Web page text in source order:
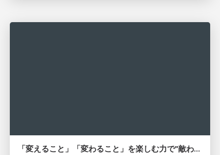
「変えること」「変わること」を楽しむ力で"敵わない存在"と向き合う